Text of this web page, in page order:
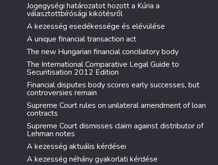
Jogegységi határozatot hozott a Kúria a
választottbírósági kikötésről
A kezesség esedékessége és elévülése
A unique financial transaction act
The new Hungarian financial conciliatory body
The International Comparative Legal Guide to
Securitisation 2012 Edition
Financial disputes body scores early successes, but
controversies remain
Supreme Court rules on unilateral amendment of loan
contracts
Supreme Court dismisses claim against distributor of
Lehman notes
A kezesség aktuális kérdései
A kezesség néhány gyakorlati kérdése